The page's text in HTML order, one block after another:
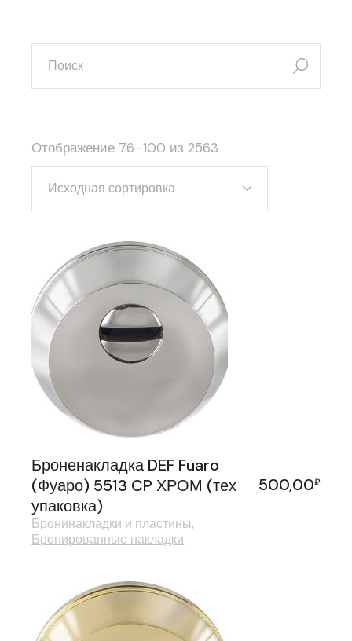
искать:
Отображение 76–100 из 2563
Исходная сортировка
Броненакладка DEF Fuaro
(Фуаро) 5513 CP ХРОМ (тех
упаковка)
500,00₽
Бронинакладки и пластины
Бронированные накладки